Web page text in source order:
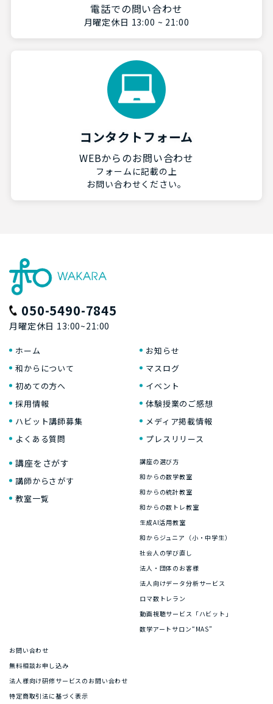
電話での問い合わせ
月曜定休日 13:00 ~ 21:00
コンタクトフォーム
WEBからのお問い合わせ
フォームに記載の上
お問い合わせください。
050-5490-7845
月曜定休日 13:00~21:00
ホーム
和からについて
初めての方へ
採用情報
ハビット講師募集
よくある質問
お知らせ
マスログ
イベント
体験授業のご感想
メディア掲載情報
プレスリリース
講座をさがす
講師からさがす
教室一覧
講座の選び方
和からの数学教室
和からの統計教室
和からの数トレ教室
生成AI活用教室
和からジュニア（小・中学生）
社会人の学び直し
法人・団体のお客様
法人向けデータ分析サービス
ロマ数トレラン
動画視聴サービス「ハビット」
数学アートサロン“MAS”
お問い合わせ
無料相談お申し込み
法人様向け研修サービスのお問い合わせ
特定商取引法に基づく表示